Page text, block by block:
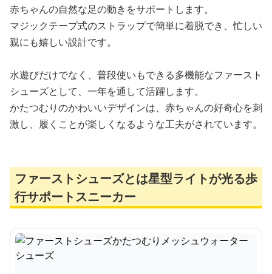
赤ちゃんの自然な足の動きをサポートします。
マジックテープ式のストラップで簡単に着脱でき、忙しい
親にも嬉しい設計です。
水遊びだけでなく、普段使いもできる多機能なファースト
シューズとして、一年を通して活躍します。
かたつむりのかわいいデザインは、赤ちゃんの好奇心を刺
激し、履くことが楽しくなるような工夫がされています。
ファーストシューズとは星型ライトが光る歩
行サポートスニーカー